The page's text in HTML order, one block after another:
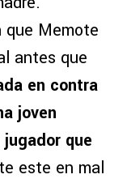
que Memote
antes que
en contra
joven
que
este en mal